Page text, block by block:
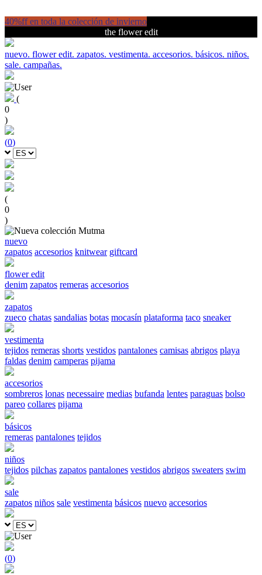
40%ff en toda la colección de invierno
the flower edit
nuevo. flower edit. zapatos. vestimenta. accesorios. básicos. niños.
sale. campañas.
(
0
)
(0)
(
0
)
nuevo
zapatos accesorios knitwear giftcard
flower edit
denim zapatos remeras accesorios
zapatos
zueco chatas sandalias botas mocasín plataforma taco sneaker
vestimenta
tejidos remeras shorts vestidos pantalones camisas abrigos playa
faldas denim camperas pijama
accesorios
sombreros lonas necessaire medias bufanda lentes paraguas bolso
pareo collares pijama
básicos
remeras pantalones tejidos
niños
tejidos pilchas zapatos pantalones vestidos abrigos sweaters swim
sale
zapatos niños sale vestimenta básicos nuevo accesorios
(0)